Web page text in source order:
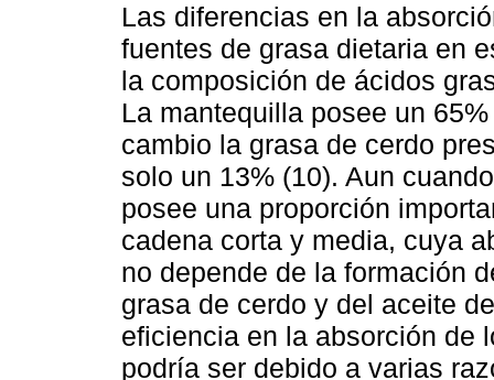
Las diferencias en la
fuentes de grasa dietaria en
la composición de ácidos
La mantequilla posee un
cambio la grasa de cerdo
solo un 13% (10). Aun
posee una proporción
cadena corta y media, cuya
no depende de la formación
grasa de cerdo y del aceite
eficiencia en la absorción de
podría ser debido a varias